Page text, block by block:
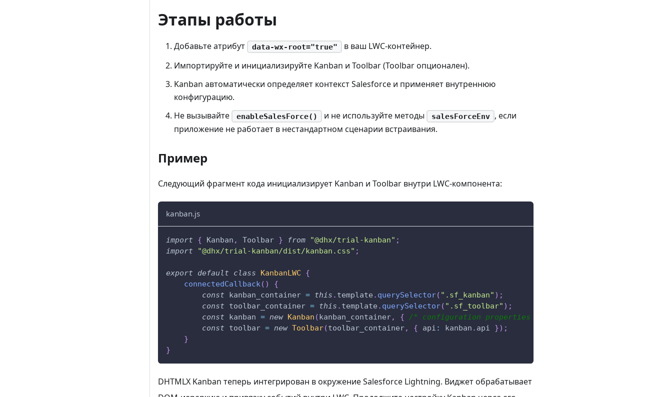
Этапы работы
Добавьте атрибут data-wx-root="true"
в ваш LWC-контейнер.
Импортируйте и инициализируйте Kanban и Toolbar (Toolbar опционален).
Kanban автоматически определяет контекст Salesforce и применяет внутреннюю
конфигурацию.
Не вызывайте
enableSalesForce() и не используйте методы salesForceEnv , если
приложение не работает в нестандартном сценарии встраивания.
Пример
Следующий фрагмент кода инициализирует Kanban и Toolbar внутри LWC-компонента:
kanban.js
import { Kanban , Toolbar } from "@dhx/trial-kanban" ;
import
"@dhx/trial-kanban/dist/kanban.css" ;
export default class KanbanLWC
{
connectedCallback( )
{
const kanban_container = this . template . querySelector( ".sf_kanban" ) ;
const toolbar_container = this . template . querySelector( ".sf_toolbar" ) ;
const kanban = new Kanban (kanban_container, { /* configuration properties */
const toolbar = new Toolbar(toolbar_container, { api : kanban . api }) ;
}
}
DHTMLX Kanban теперь интегрирован в окружение Salesforce Lightning. Виджет обрабатывает